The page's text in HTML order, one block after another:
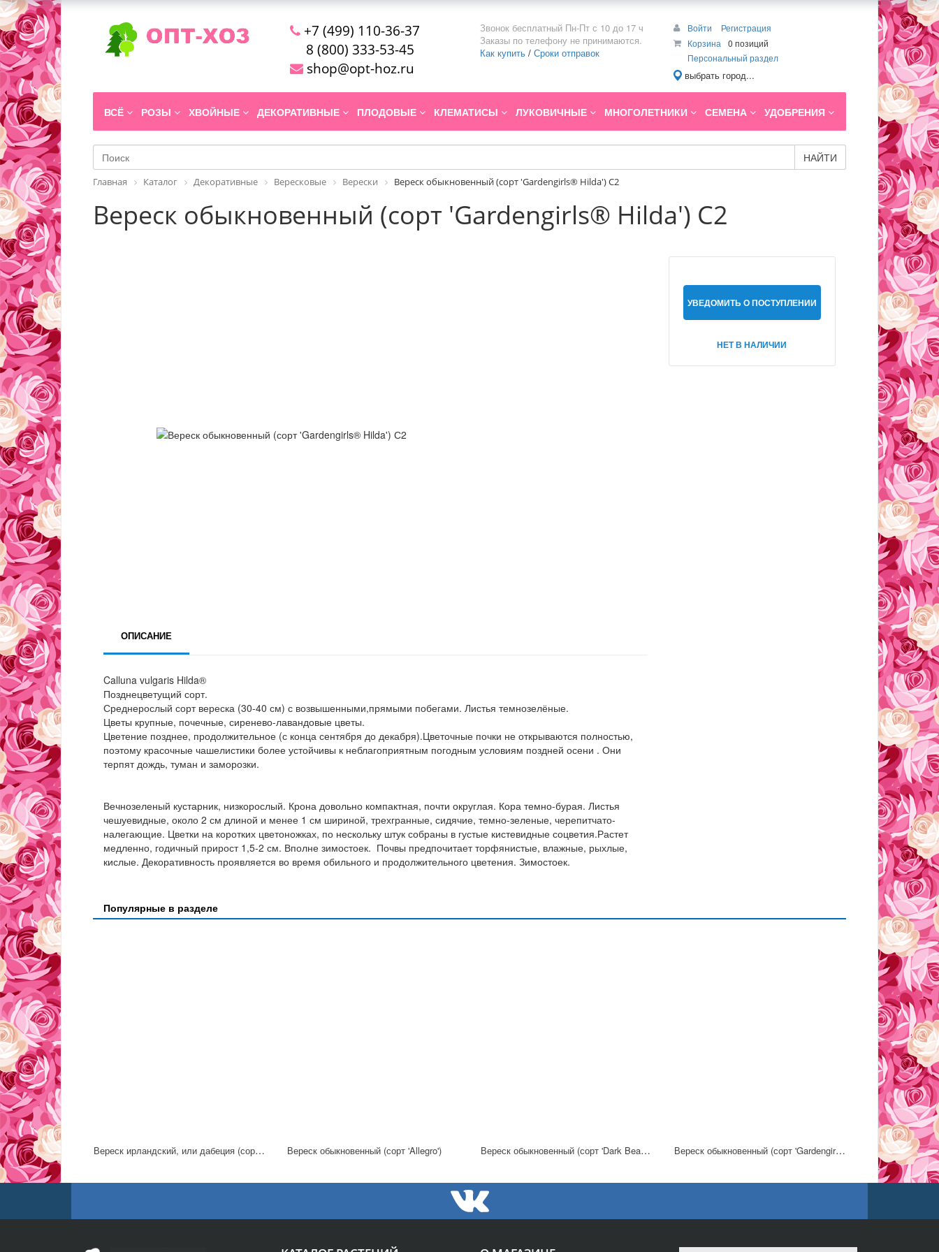
+7 (499) 110-36-37
8 (800) 333-53-45
shop@opt-hoz.ru
Звонок бесплатный Пн-Пт с 10 до 17 ч
Заказы по телефону не принимаются.
Как купить / Сроки отправок
Войти
Регистрация
Корзина
0 позиций
Персональный раздел
выбрать город...
ВСЁ РОЗЫ ХВОЙНЫЕ ДЕКОРАТИВНЫЕ ПЛОДОВЫЕ КЛЕМАТИСЫ ЛУКОВИЧНЫЕ МНОГОЛЕТНИКИ СЕМЕНА УДОБРЕНИЯ
НАЙТИ
Главная Каталог Декоративные Вересковые Верески Вереск обыкновенный (сорт 'Gardengirls® Hilda') С2
Вереск обыкновенный (сорт 'Gardengirls® Hilda') С2
УВЕДОМИТЬ О ПОСТУПЛЕНИИ
НЕТ В НАЛИЧИИ
ОПИСАНИЕ
Calluna vulgaris Hilda®
Позднецветущий сорт.
Среднерослый сорт вереска (30-40 см) с возвышенными,прямыми побегами. Листья темнозелёные.
Цветы крупные, почечные, сиренево-лавандовые цветы.
Цветение позднее, продолжительное (с конца сентября до декабря).Цветочные почки не открываются полностью,
поэтому красочные чашелистики более устойчивы к неблагоприятным погодным условиям поздней осени . Они
терпят дождь, туман и заморозки.
Вечнозеленый кустарник, низкорослый. Крона довольно компактная, почти округлая. Кора темно-бурая. Листья
чешуевидные, около 2 см длиной и менее 1 см шириной, трехгранные, сидячие, темно-зеленые, черепитчато-
налегающие. Цветки на коротких цветоножках, по нескольку штук собраны в густые кистевидные соцветия.Растет
медленно, годичный прирост 1,5-2 см. Вполне зимостоек. Почвы предпочитает торфянистые, влажные, рыхлые,
кислые. Декоративность проявляется во время обильного и продолжительного цветения. Зимостоек.
Популярные в разделе
Вереск ирландский, или дабеция (сорт 'Atropurpurea') Вереск обыкновенный (сорт 'Allegro') Вереск обыкновенный (сорт 'Dark Beauty®') Вереск обыкновенный (сорт 'Gardengirls® Rosamunde')